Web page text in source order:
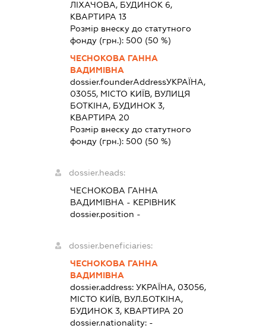
ЛІХАЧОВА, БУДИНОК 6,
КВАРТИРА 13
Розмір внеску до статутного
фонду (грн.): 500 (50 %)
ЧЕСНОКОВА ГАННА
ВАДИМІВНА
dossier.founderAddressУКРАЇНА,
03055, МІСТО КИЇВ, ВУЛИЦЯ
БОТКІНА, БУДИНОК 3,
КВАРТИРА 20
Розмір внеску до статутного
фонду (грн.): 500 (50 %)
dossier.heads:
ЧЕСНОКОВА ГАННА
ВАДИМІВНА - КЕРІВНИК
dossier.position -
dossier.beneficiaries:
ЧЕСНОКОВА ГАННА
ВАДИМІВНА
dossier.address: УКРАЇНА, 03056,
МІСТО КИЇВ, ВУЛ.БОТКІНА,
БУДИНОК 3, КВАРТИРА 20
dossier.nationality: -